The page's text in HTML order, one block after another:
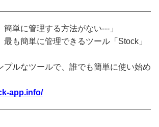
簡単に管理する方法がない---」
も簡単に管理できるツール「Stock」
プルなツールで、誰でも簡単に使い始め
app.info/